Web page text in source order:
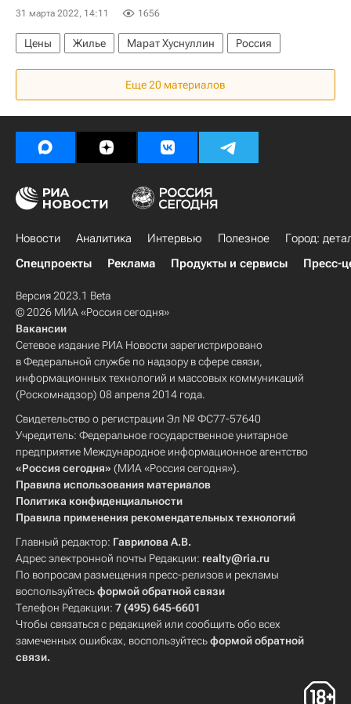
31 марта 2022, 14:11 1656
Цены Жилье Марат Хуснуллин Россия
Еще 20 материалов
Новости Аналитика Интервью Полезное
Город:
Спецпроекты
Реклама Продукты и сервисы Пресс-
Версия 2023.1 Beta
© 2026 МИА «Россия сегодня»
Вакансии
Сетевое издание РИА Новости зарегистрировано
в Федеральной службе по надзору в сфере связи,
информационных технологий и массовых коммуникаций
(Роскомнадзор) 08 апреля 2014 года.
Свидетельство о регистрации Эл № ФС77-57640
Учредитель: Федеральное государственное унитарное
предприятие Международное информационное агентство
«Россия сегодня» (МИА «Россия сегодня»).
Правила использования материалов
Политика конфиденциальности
Правила применения рекомендательных технологий
Главный редактор: Гаврилова А.В.
Адрес электронной почты Редакции: realty@ria.ru
По вопросам размещения пресс-релизов и рекламы
воспользуйтесьформой обратной связи
Телефон Редакции: 7 (495) 645-6601
Чтобы связаться с редакцией или сообщить обо всех
замеченных ошибках, воспользуйтесьформой обратной
связи.